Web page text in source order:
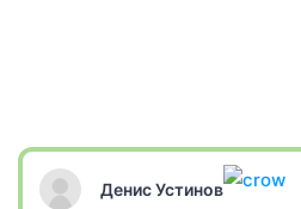
Денис Устинов